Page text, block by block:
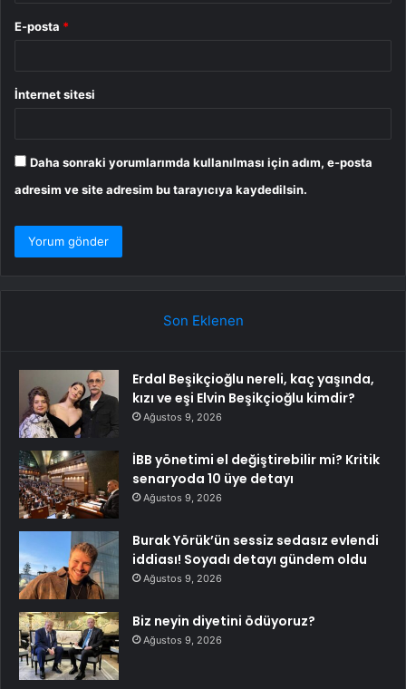
E-posta *
İnternet sitesi
Daha sonraki yorumlarımda kullanılması için adım, e-posta
adresim ve site adresim bu tarayıcıya kaydedilsin.
Son Eklenen
Erdal Beşikçioğlu nereli, kaç yaşında,
kızı ve eşi Elvin Beşikçioğlu kimdir?
Ağustos 9, 2026
İBB yönetimi el değiştirebilir mi? Kritik
senaryoda 10 üye detayı
Ağustos 9, 2026
Burak Yörük’ün sessiz sedasız evlendi
iddiası! Soyadı detayı gündem oldu
Ağustos 9, 2026
Biz neyin diyetini ödüyoruz?
Ağustos 9, 2026